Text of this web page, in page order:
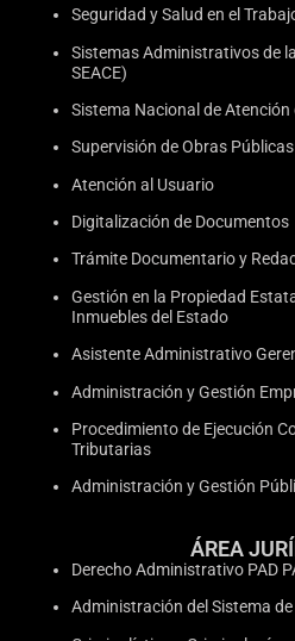
Seguridad y Salud en el
Sistemas Administrativos de
SEACE)
Sistema Nacional de Atención
Supervisión de Obras Públicas
Atención al Usuario
Digitalización de Documentos
Trámite Documentario y
Gestión en la Propiedad
Inmuebles del Estado
Asistente Administrativo
Administración y Gestión
Procedimiento de Ejecución
Tributarias
Administración y Gestión
ÁREA
Derecho Administrativo PAD
Administración del Sistema